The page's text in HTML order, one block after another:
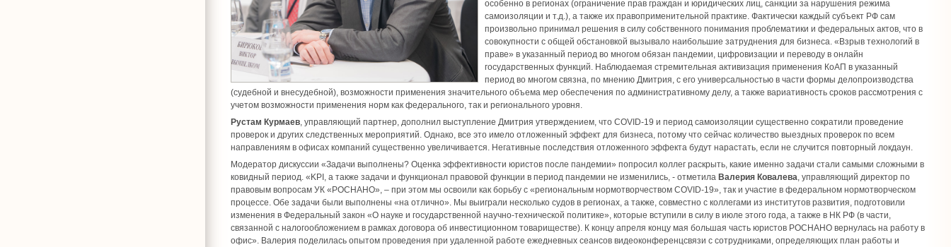
особенно в регионах (ограничение прав граждан и юридических лиц, санкции за нарушения режима
самоизоляции и т.д.), а также их правоприменительной практике. Фактически каждый субъект РФ сам
произвольно принимал решения в силу собственного понимания проблематики и федеральных актов, что в
совокупности с общей обстановкой вызывало наибольшие затруднения для бизнеса. «Взрыв технологий в
праве» в указанный период во многом обязан пандемии, цифровизации и переводу в онлайн
государственных функций. Наблюдаемая стремительная активизация применения КоАП в указанный
период во многом связна, по мнению Дмитрия, с его универсальностью в части формы делопроизводства
(судебной и внесудебной), возможности применения значительного объема мер обеспечения по административному делу, а также вариативность сроков рассмотрения с
учетом возможности применения норм как федерального, так и регионального уровня.
Рустам Курмаев, управляющий партнер, дополнил выступление Дмитрия утверждением, что COVID-19 и период самоизоляции существенно сократили проведение
проверок и других следственных мероприятий. Однако, все это имело отложенный эффект для бизнеса, потому что сейчас количество выездных проверок по всем
направлениям в офисах компаний существенно увеличивается. Негативные последствия отложенного эффекта будут нарастать, если не случится повторный локдаун.
Модератор дискуссии «Задачи выполнены? Оценка эффективности юристов после пандемии» попросил коллег раскрыть, какие именно задачи стали самыми сложными в
ковидный период. «KPI, а также задачи и функционал правовой функции в период пандемии не изменились, - отметила Валерия Ковалева, управляющий директор по
правовым вопросам УК «РОСНАНО», – при этом мы освоили как борьбу с «региональным нормотворчеством COVID-19», так и участие в федеральном нормотворческом
процессе. Обе задачи были выполнены «на отлично». Мы выиграли несколько судов в регионах, а также, совместно с коллегами из институтов развития, подготовили
изменения в Федеральный закон «О науке и государственной научно-технической политике», которые вступили в силу в июле этого года, а также в НК РФ (в части,
связанной с налогообложением в рамках договора об инвестиционном товариществе). К концу апреля концу мая большая часть юристов РОСНАНО вернулась на работу в
офис». Валерия поделилась опытом проведения при удаленной работе ежедневных сеансов видеоконференцсвязи с сотрудниками, определяющих план работы и